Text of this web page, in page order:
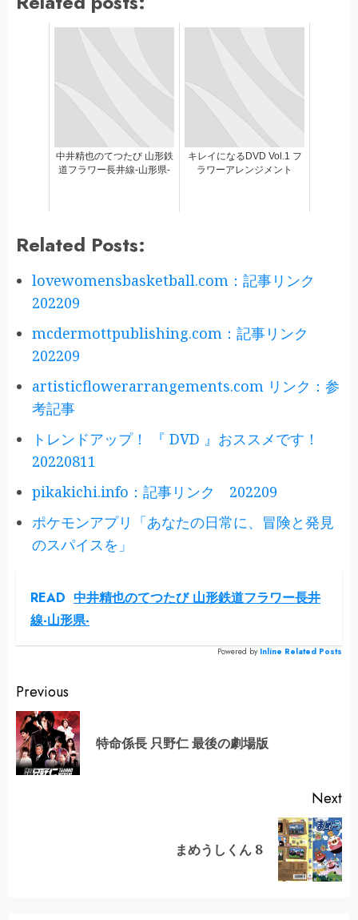
中井精也のてつたび 山形鉄
道フラワー長井線-山形県-
キレイになるDVD Vol.1 フ
ラワーアレンジメント
Related Posts:
lovewomensbasketball.com：記事リンク
202209
mcdermottpublishing.com：記事リンク
202209
artisticflowerarrangements.com リンク：参
考記事
トレンドアップ！ 『 DVD 』おススメです！
20220811
pikakichi.info：記事リンク 202209
ポケモンアプリ「あなたの日常に、冒険と発見
のスパイスを」
READ 中井精也のてつたび 山形鉄道フラワー長井
線-山形県-
Powered by Inline Related Posts
Continue
Reading
Previous
特命係長 只野仁 最後の劇場版
Next
まめうしくん 8